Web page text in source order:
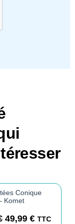
Conique
Komet
49,99€ TTC